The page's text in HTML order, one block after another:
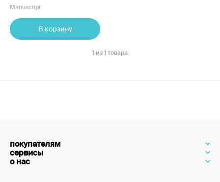
Manuscript
В корзину
1 из 1 товара
покупателям
сервисы
о нас